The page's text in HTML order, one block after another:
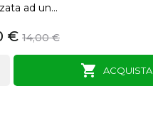
ad un...
€ 14,00 €
 ACQUISTA
ANTEPRIMA